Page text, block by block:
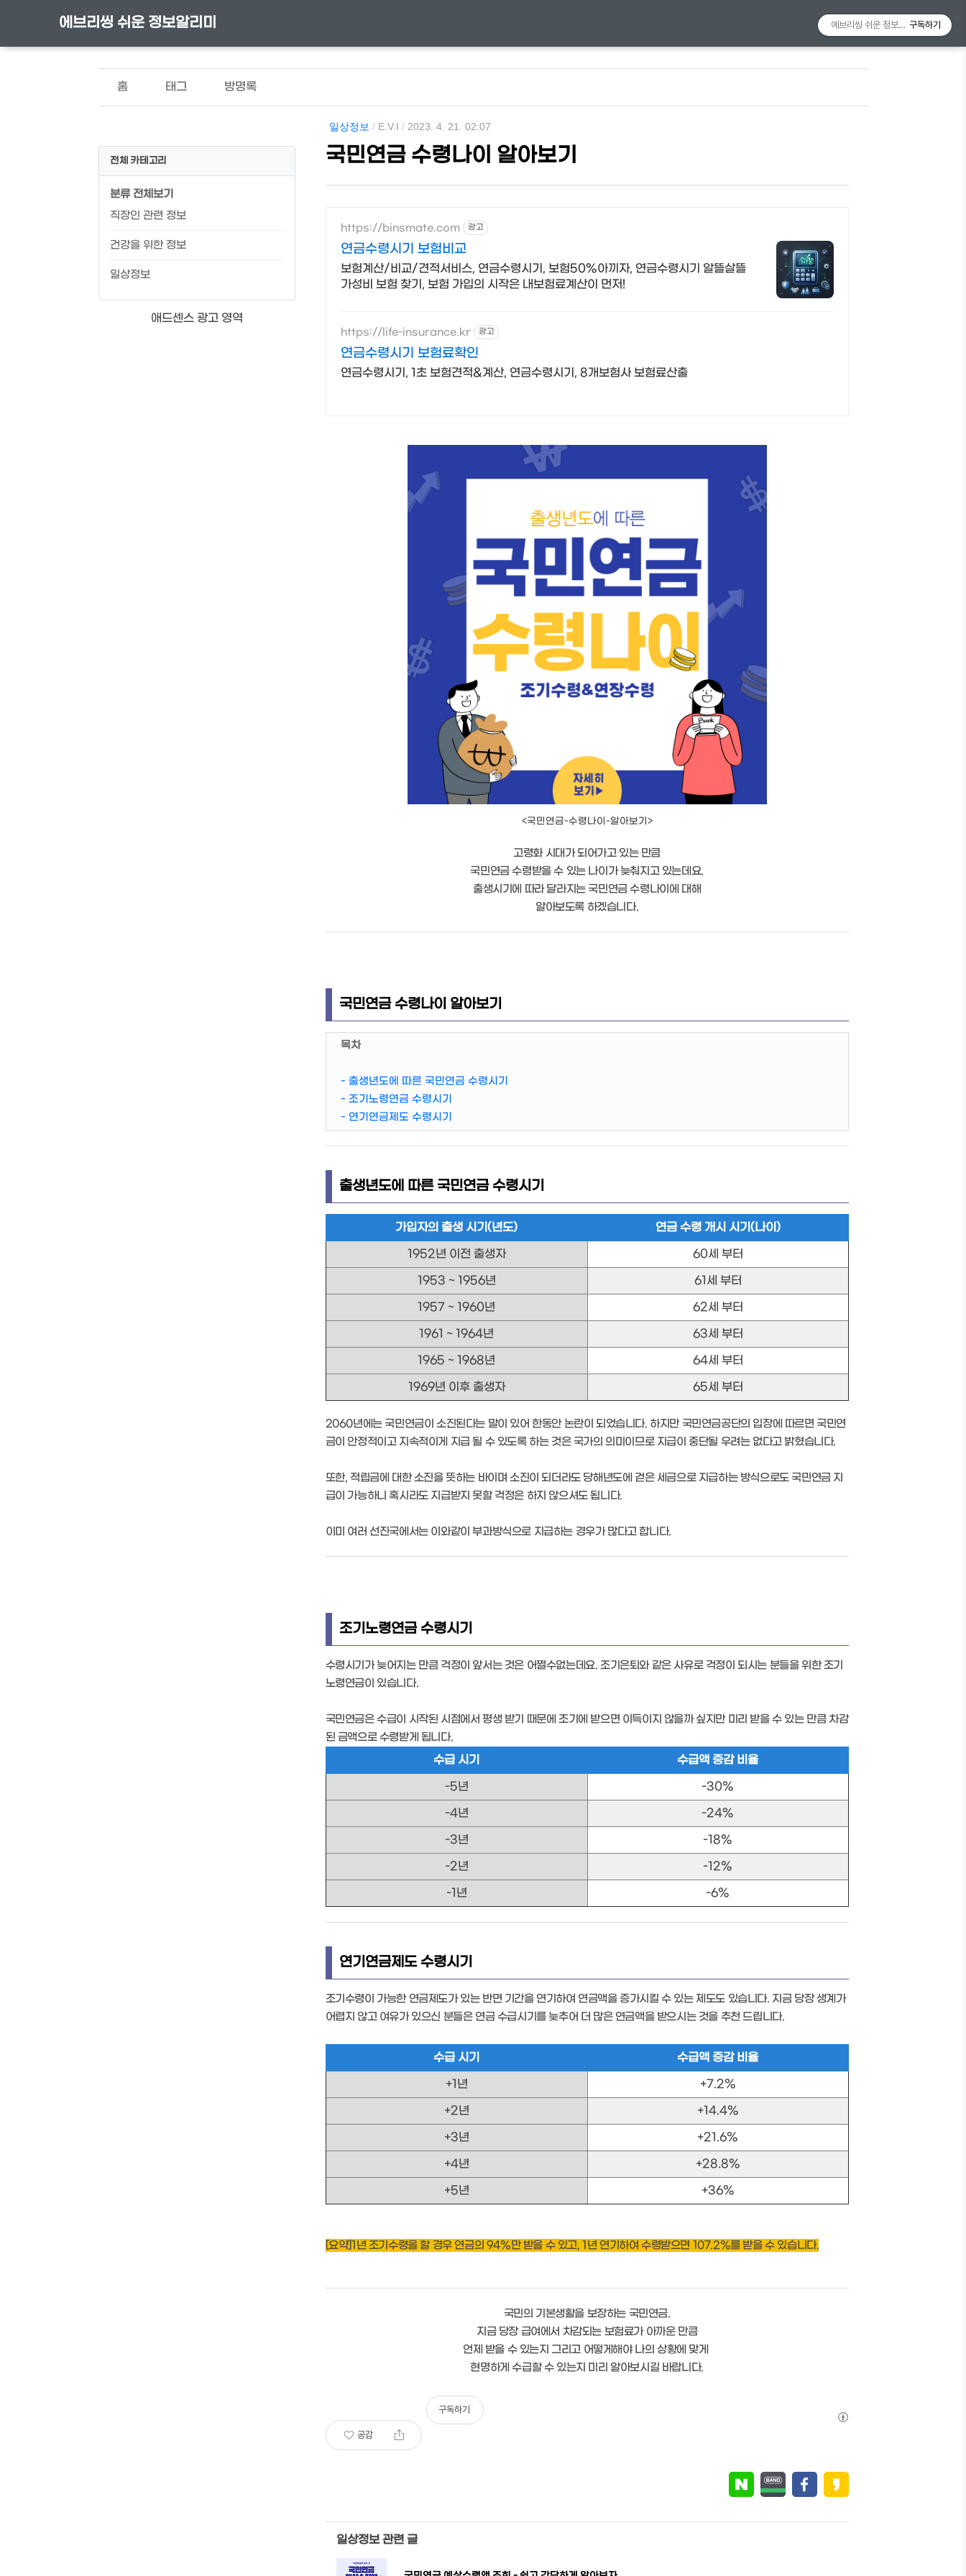
에브리씽 쉬운 정보알리미
홈 태그 방명록
일상정보 / E.V.I / 2023. 4. 21. 02:07
국민연금 수령나이 알아보기
https://binsmate.com 광고
연금수령시기 보험비교
보험계산/비교/견적서비스, 연금수령시기, 보험50%아끼자, 연금수령시기 알뜰살뜰
가성비 보험 찾기, 보험 가입의 시작은 내보험료계산이 먼저!
https://life-insurance.kr 광고
연금수령시기 보험료확인
연금수령시기, 1초 보험견적&계산, 연금수령시기, 8개보험사 보험료산출
<국민연금-수령나이-알아보기>
고령화 시대가 되어가고 있는 만큼
국민연금 수령받을 수 있는 나이가 늦춰지고 있는데요.
출생시기에 따라 달라지는 국민연금 수령나이에 대해
알아보도록 하겠습니다.
국민연금 수령나이 알아보기
목차
- 출생년도에 따른 국민연금 수령시기
- 조기노령연금 수령시기
- 연기연금제도 수령시기
출생년도에 따른 국민연금 수령시기
가입자의 출생 시기(년도)
연금 수령 개시 시기(나이)
1952년 이전 출생자
60세 부터
1953 ~ 1956년
61세 부터
1957 ~ 1960년
62세 부터
1961 ~ 1964년
63세 부터
1965 ~ 1968년
64세 부터
1969년 이후 출생자
65세 부터
2060년에는 국민연금이 소진된다는 말이 있어 한동안 논란이 되었습니다. 하지만 국민연금공단의 입장에 따르면 국민연
금이 안정적이고 지속적이게 지급 될 수 있도록 하는 것은 국가의 의미이므로 지급이 중단될 우려는 없다고 밝혔습니다.
또한, 적립금에 대한 소진을 뜻하는 바이며 소진이 되더라도 당해년도에 걷은 세금으로 지급하는 방식으로도 국민연금 지
급이 가능하니 혹시라도 지급받지 못할 걱정은 하지 않으셔도 됩니다.
이미 여러 선진국에서는 이와같이 부과방식으로 지급하는 경우가 많다고 합니다.
조기노령연금 수령시기
수령시기가 늦어지는 만큼 걱정이 앞서는 것은 어쩔수없는데요. 조기은퇴와 같은 사유로 걱정이 되시는 분들을 위한 조기
노령연금이 있습니다.
국민연금은 수급이 시작된 시점에서 평생 받기 때문에 조기에 받으면 이득이지 않을까 싶지만 미리 받을 수 있는 만큼 차감
된 금액으로 수령받게 됩니다.
수급 시기
수급액 증감 비율
-5년
-30%
-4년
-24%
-3년
-18%
-2년
-12%
-1년
-6%
연기연금제도 수령시기
조기수령이 가능한 연금제도가 있는 반면 기간을 연기하여 연금액을 증가시킬 수 있는 제도도 있습니다. 지금 당장 생계가
어렵지 않고 여유가 있으신 분들은 연금 수급시기를 늦추어 더 많은 연금액을 받으시는 것을 추천 드립니다.
수급 시기
수급액 증감 비율
+1년
+7.2%
+2년
+14.4%
+3년
+21.6%
+4년
+28.8%
+5년
+36%
[요약]1년 조기수령을 할 경우 연금의 94%만 받을 수 있고, 1년 연기하여 수령받으면 107.2%를 받을 수 있습니다.
국민의 기본생활을 보장하는 국민연금.
지금 당장 급여에서 차감되는 보험료가 아까운 만큼
언제 받을 수 있는지 그리고 어떻게해야 나의 상황에 맞게
현명하게 수급할 수 있는지 미리 알아보시길 바랍니다.
공감
구독하기
일상정보 관련 글
전체 카테고리
분류 전체보기
직장인 관련 정보
건강을 위한 정보
일상정보
애드센스 광고 영역
에브리씽 쉬운 정보알리미구독하기